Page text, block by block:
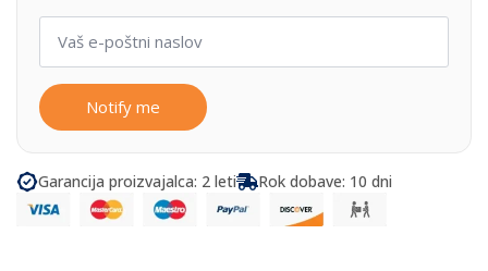
Notify me
Garancija proizvajalca: 2 leti Rok dobave: 10 dni